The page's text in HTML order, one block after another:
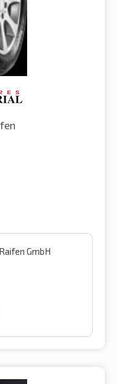
GmbH